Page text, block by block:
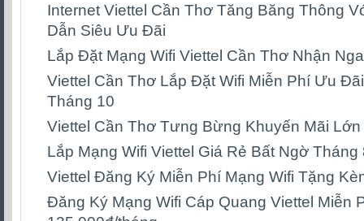
Internet Viettel Cần Thơ Tăng Băng Thông
Dẫn Siêu Ưu Đãi
Lắp Đặt Mạng Wifi Viettel Cần Thơ Nhận
Viettel Cần Thơ Lắp Đặt Wifi Miễn Phí Ưu
Tháng 10
Viettel Cần Thơ Tưng Bừng Khuyến Mãi
Lắp Mạng Wifi Viettel Giá Rẻ Bất Ngờ Tháng
Viettel Đăng Ký Miễn Phí Mạng Wifi Tặng
Đăng Ký Mạng Wifi Cáp Quang Viettel Miễn